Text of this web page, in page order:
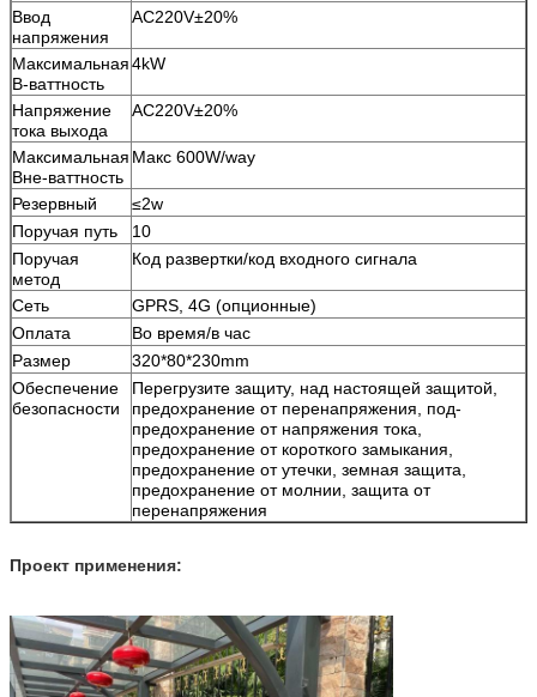
Ввод
напряжения
AC220V±20%
Максимальная
В-ваттность
4kW
Напряжение
тока выхода
AC220V±20%
Максимальная
Вне-ваттность
Макс 600W/way
Резервный
≤2w
Поручая путь
10
Поручая
метод
Код развертки/код входного сигнала
Сеть
GPRS, 4G (опционные)
Оплата
Во время/в час
Размер
320*80*230mm
Обеспечение
безопасности
Перегрузите защиту, над настоящей защитой,
предохранение от перенапряжения, под-
предохранение от напряжения тока,
предохранение от короткого замыкания,
предохранение от утечки, земная защита,
предохранение от молнии, защита от
перенапряжения
Проект применения: